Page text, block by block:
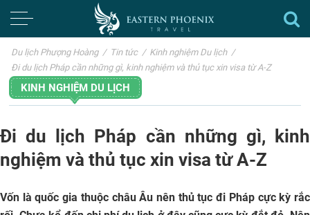
Du lịch Phượng Hoàng / Tin tức / Kinh nghiệm Du lịch /
Đi du lịch Pháp cần những gì, kinh nghiệm và thủ tục xin visa từ A-Z
KINH NGHIỆM DU LỊCH
Đi du lịch Pháp cần những gì, kinh
nghiệm và thủ tục xin visa từ A-Z
Vốn là quốc gia thuộc châu Âu nên thủ tục đi Pháp cực kỳ rắc